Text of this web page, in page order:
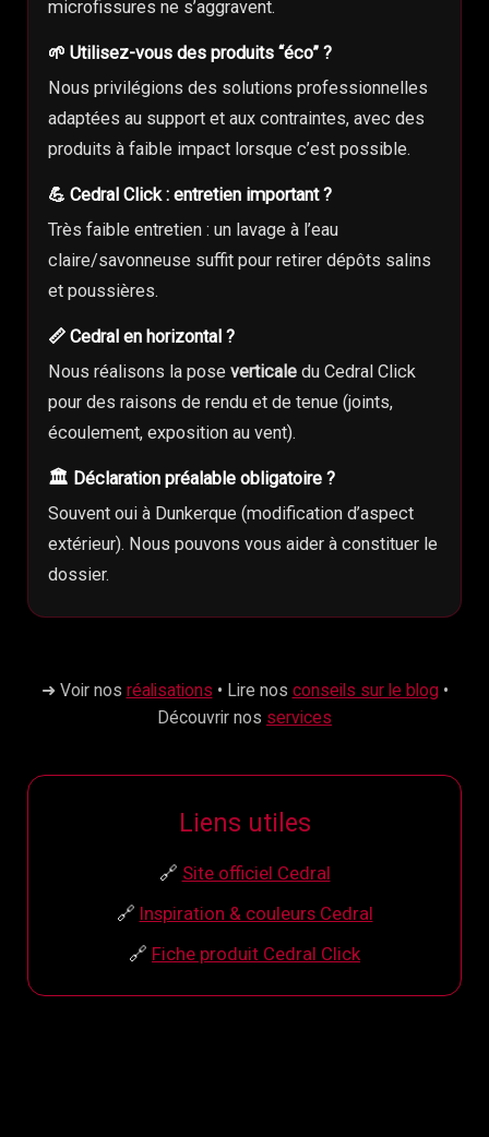
microfissures ne s’aggravent.
🌱 Utilisez-vous des produits “éco” ?
Nous privilégions des solutions professionnelles
adaptées au support et aux contraintes, avec des
produits à faible impact lorsque c’est possible.
💪 Cedral Click : entretien important ?
Très faible entretien : un lavage à l’eau
claire/savonneuse suffit pour retirer dépôts salins
et poussières.
📏 Cedral en horizontal ?
Nous réalisons la pose verticaledu Cedral Click
pour des raisons de rendu et de tenue (joints,
écoulement, exposition au vent).
🏛️ Déclaration préalable obligatoire ?
Souvent oui à Dunkerque (modification d’aspect
extérieur). Nous pouvons vous aider à constituer le
dossier.
➜ Voir nos réalisations • Lire nos conseils sur le blog •
Découvrir nos services
Liens utiles
🔗 Site officiel Cedral
🔗 Inspiration & couleurs Cedral
🔗 Fiche produit Cedral Click